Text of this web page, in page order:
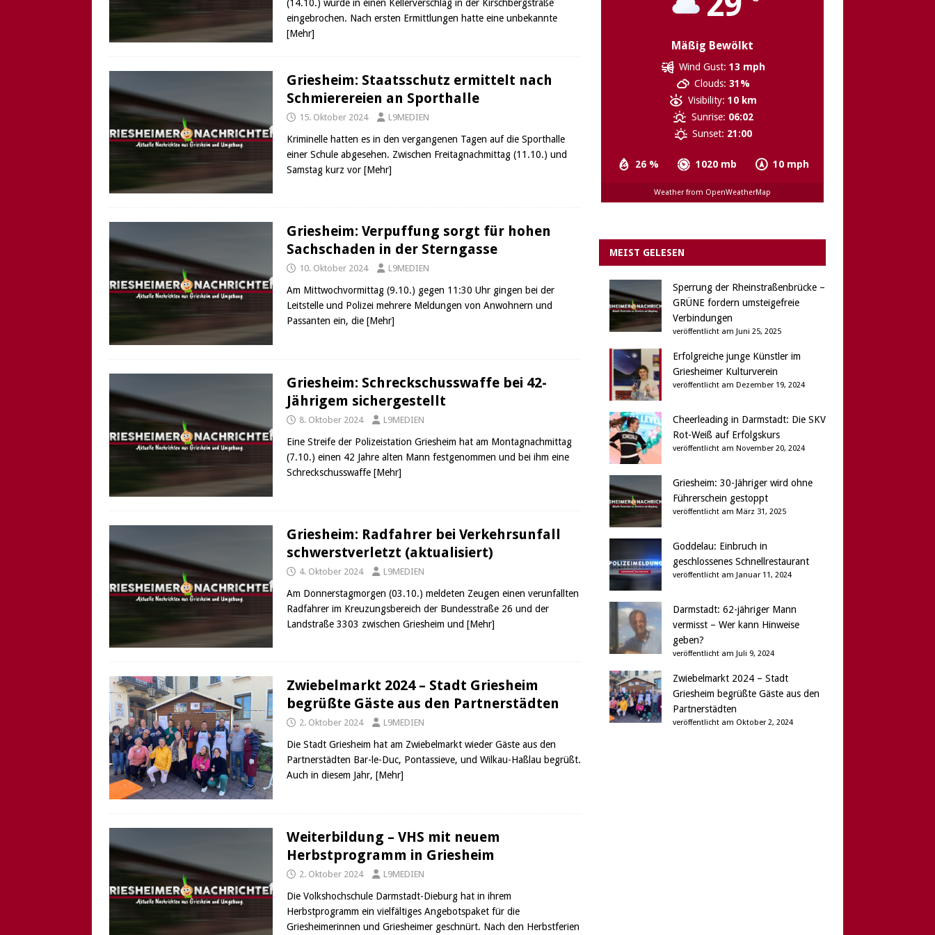
[ 6. August 2026 ] Die Lichter gehen aus…. IN EIGENER SACHE
(14.10.) wurde in einen Kellerverschlag in der Kirschbergstraße
eingebrochen. Nach ersten Ermittlungen hatte eine unbekannte
[Mehr]
Griesheim: Staatsschutz ermittelt nach
Schmierereien an Sporthalle
15. Oktober 2024 L9MEDIEN
Kriminelle hatten es in den vergangenen Tagen auf die Sporthalle
einer Schule abgesehen. Zwischen Freitagnachmittag (11.10.) und
Samstag kurz vor [Mehr]
Griesheim: Verpuffung sorgt für hohen
Sachschaden in der Sterngasse
10. Oktober 2024 L9MEDIEN
Am Mittwochvormittag (9.10.) gegen 11:30 Uhr gingen bei der
Leitstelle und Polizei mehrere Meldungen von Anwohnern und
Passanten ein, die [Mehr]
Griesheim: Schreckschusswaffe bei 42-
Jährigem sichergestellt
8. Oktober 2024 L9MEDIEN
Eine Streife der Polizeistation Griesheim hat am Montagnachmittag
(7.10.) einen 42 Jahre alten Mann festgenommen und bei ihm eine
Schreckschusswaffe [Mehr]
Griesheim: Radfahrer bei Verkehrsunfall
schwerstverletzt (aktualisiert)
4. Oktober 2024 L9MEDIEN
Am Donnerstagmorgen (03.10.) meldeten Zeugen einen verunfallten
Radfahrer im Kreuzungsbereich der Bundesstraße 26 und der
Landstraße 3303 zwischen Griesheim und [Mehr]
Zwiebelmarkt 2024 – Stadt Griesheim
begrüßte Gäste aus den Partnerstädten
2. Oktober 2024 L9MEDIEN
Die Stadt Griesheim hat am Zwiebelmarkt wieder Gäste aus den
Partnerstädten Bar-le-Duc, Pontassieve, und Wilkau-Haßlau begrüßt.
Auch in diesem Jahr, [Mehr]
Weiterbildung – VHS mit neuem
Herbstprogramm in Griesheim
2. Oktober 2024 L9MEDIEN
Die Volkshochschule Darmstadt-Dieburg hat in ihrem
Herbstprogramm ein vielfältiges Angebotspaket für die
Griesheimerinnen und Griesheimer geschnürt. Nach den Herbstferien
Mäßig Bewölkt
26 % 1020 mb 10 mph
Wind Gust: 13 mph
Clouds: 31%
Visibility: 10 km
Sunrise: 06:02
Sunset: 21:00
Weather from OpenWeatherMap
MEIST GELESEN
Sperrung der Rheinstraßenbrücke –
GRÜNE fordern umsteigefreie
Verbindungen
veröffentlicht am Juni 25, 2025
Erfolgreiche junge Künstler im
Griesheimer Kulturverein
veröffentlicht am Dezember 19, 2024
Cheerleading in Darmstadt: Die SKV
Rot-Weiß auf Erfolgskurs
veröffentlicht am November 20, 2024
Griesheim: 30-Jähriger wird ohne
Führerschein gestoppt
veröffentlicht am März 31, 2025
Goddelau: Einbruch in
geschlossenes Schnellrestaurant
veröffentlicht am Januar 11, 2024
Darmstadt: 62-jähriger Mann
vermisst – Wer kann Hinweise
geben?
veröffentlicht am Juli 9, 2024
Zwiebelmarkt 2024 – Stadt
Griesheim begrüßte Gäste aus den
Partnerstädten
veröffentlicht am Oktober 2, 2024